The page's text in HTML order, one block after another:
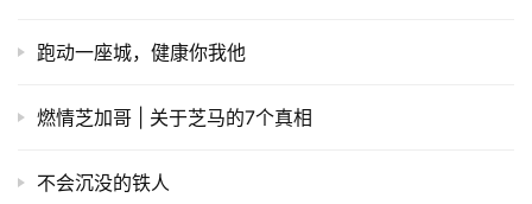
跑动一座城，健康你我他
燃情芝加哥 | 关于芝马的7个真相
不会沉没的铁人